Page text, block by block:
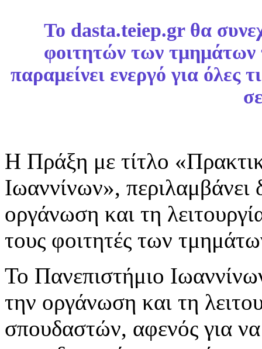
To dasta.teiep.gr θα
φοιτητών των
παραμείνει ενεργό για όλες
Η Πράξη με τίτλο
Ιωαννίνων», περιλαμβάνει
οργάνωση και τη
τους φοιτητές των
Το Πανεπιστήμιο
την οργάνωση και τη
σπουδαστών, αφενός για